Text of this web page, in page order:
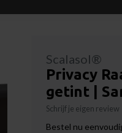
Scalasol®
Privacy
getint |
Schrijf je eigen review
Bestel nu